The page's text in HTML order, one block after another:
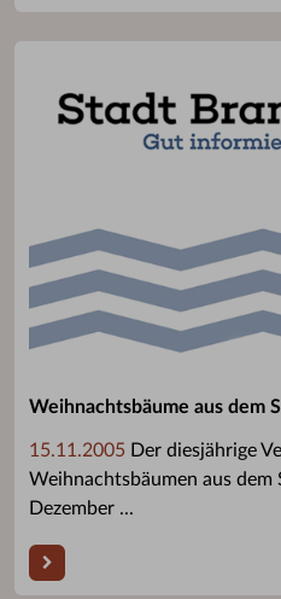
Weihnachtsbäume aus dem
15.11.2005 Der diesjährige
Weihnachtsbäumen aus
Dezember ...